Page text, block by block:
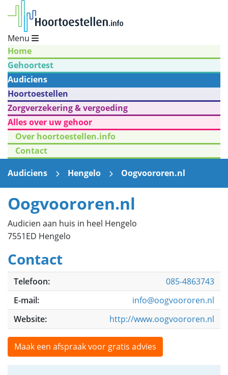
Menu
Home
Gehoortest
Audiciens
Hoortoestellen
Zorgverzekering & vergoeding
Alles over uw gehoor
Over hoortoestellen.info
Contact
Audiciens
Hengelo Oogvoororen.nl
Oogvoororen.nl
Audicien aan huis in heel Hengelo
7551ED Hengelo
Contact
Telefoon:
085-4863743
E-mail:
info@oogvoororen.nl
Website:
http://www.oogvoororen.nl
Maak een afspraak voor gratis advies